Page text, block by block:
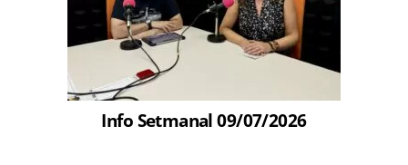
Info Setmanal 09/07/2026